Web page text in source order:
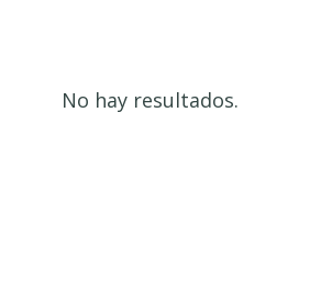
No hay resultados.